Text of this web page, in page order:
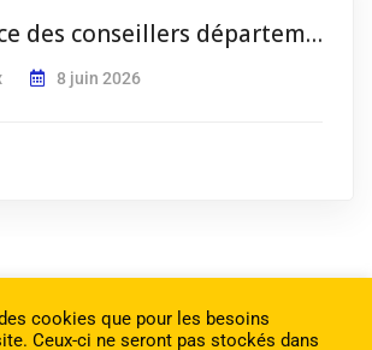
Permanence des conseillers départementaux du canton val de Tardoire
8 juin 2026
cookies que pour les besoins
Ceux-ci ne seront pas stockés dans